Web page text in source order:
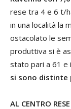
rese tra 4 e 6 t/
in una località la
ostacolato le
produttiva si è
stato pari a 61 e
si sono distinte
AL CENTRO